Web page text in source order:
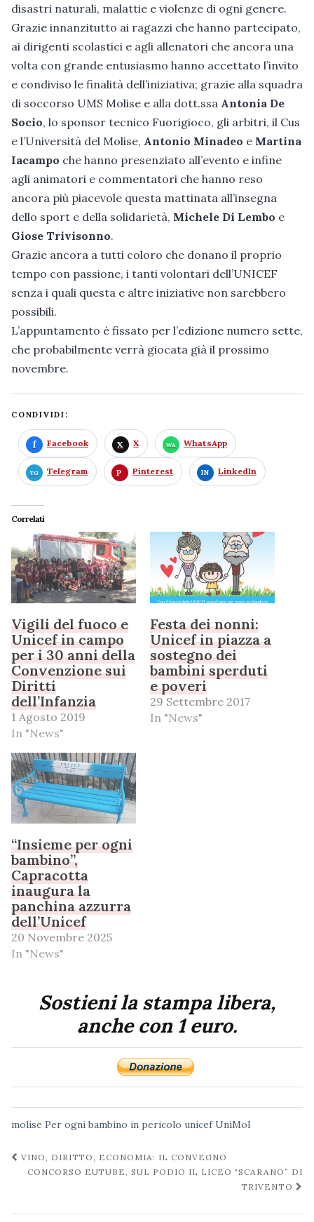
disastri naturali, malattie e violenze di ogni genere.
Grazie innanzitutto ai ragazzi che hanno partecipato,
ai dirigenti scolastici e agli allenatori che ancora una
volta con grande entusiasmo hanno accettato l’invito
e condiviso le finalità dell’iniziativa; grazie alla squadra
di soccorso UMS Molise e alla dott.ssa Antonia De
Socio, lo sponsor tecnico Fuorigioco, gli arbitri, il Cus
e l’Università del Molise, Antonio Minadeo e Martina
Iacampo che hanno presenziato all’evento e infine
agli animatori e commentatori che hanno reso
ancora più piacevole questa mattinata all’insegna
dello sport e della solidarietà, Michele Di Lembo e
Giose Trivisonno.
Grazie ancora a tutti coloro che donano il proprio
tempo con passione, i tanti volontari dell’UNICEF
senza i quali questa e altre iniziative non sarebbero
possibili.
L’appuntamento è fissato per l’edizione numero sette,
che probabilmente verrà giocata già il prossimo
novembre.
CONDIVIDI:
Facebook X WhatsApp
Telegram Pinterest LinkedIn
Correlati
Vigili del fuoco e
Unicef in campo
per i 30 anni della
Convenzione sui
Diritti
dell’Infanzia
1 Agosto 2019
In "News"
Festa dei nonni:
Unicef in piazza a
sostegno dei
bambini sperduti
e poveri
29 Settembre 2017
In "News"
“Insieme per ogni
bambino”,
Capracotta
inaugura la
panchina azzurra
dell’Unicef
20 Novembre 2025
In "News"
Sostieni la stampa libera,
anche con 1 euro.
molise Per ogni bambino in pericolo unicef UniMol
Navigazione
post
VINO, DIRITTO, ECONOMIA: IL CONVEGNO
CONCORSO EUTUBE, SUL PODIO IL LICEO “SCARANO” DI
TRIVENTO